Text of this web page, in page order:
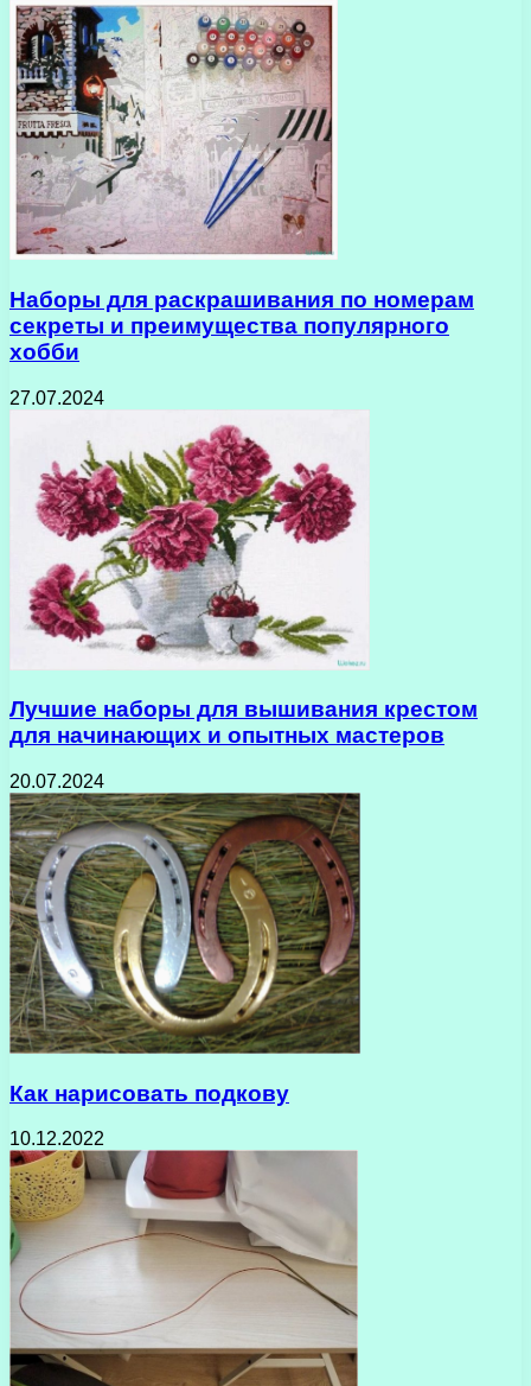
Наборы для раскрашивания по номерам
секреты и преимущества популярного
хобби
27.07.2024
Лучшие наборы для вышивания крестом
для начинающих и опытных мастеров
20.07.2024
Как нарисовать подкову
10.12.2022